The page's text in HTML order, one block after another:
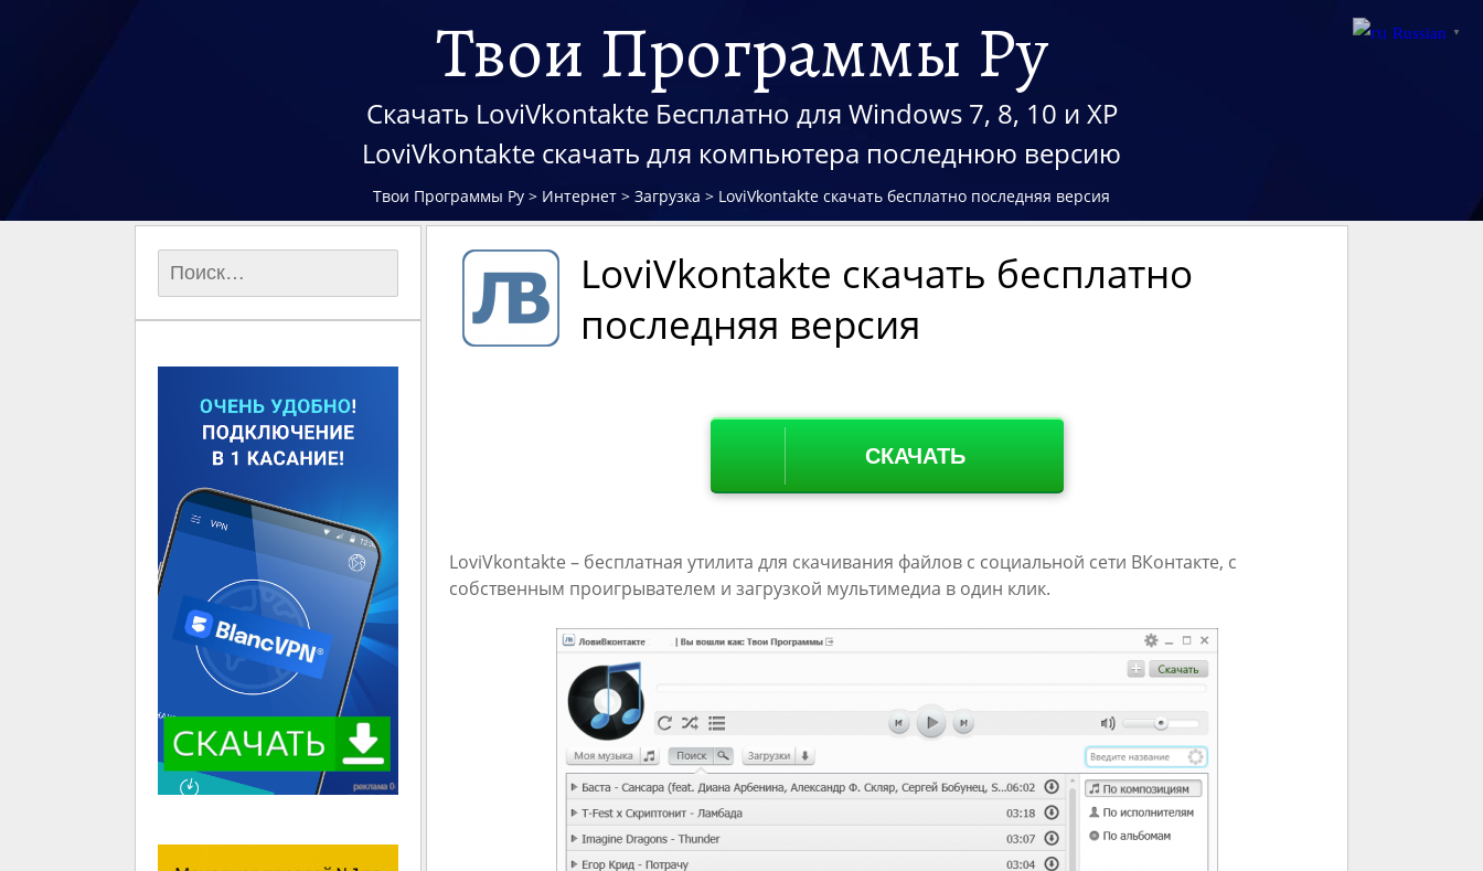
Твои Программы Ру
Скачать LoviVkontakte Бесплатно для Windows 7, 8, 10 и XP
LoviVkontakte скачать для компьютера последнюю версию
Твои Программы Ру > Интернет > Загрузка > LoviVkontakte скачать бесплатно последняя версия
LoviVkontakte скачать бесплатно
последняя версия
СКАЧАТЬ
LoviVkontakte – бесплатная утилита для скачивания файлов с социальной сети ВКонтакте, с
собственным проигрывателем и загрузкой мультимедиа в один клик.
Russian ▼